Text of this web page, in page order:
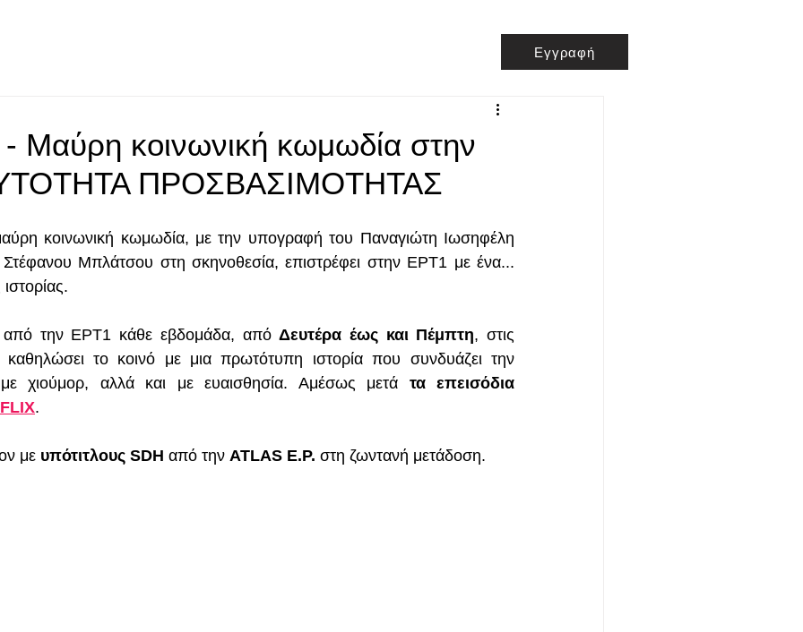
- Μαύρη κοινωνική κωμωδία στην
ΠΡΟΣΒΑΣΙΜΟΤΗΤΑΣ
κοινωνική κωμωδία, με την υπογραφή του Παναγιώτη Ιωσηφέλη
Στέφανου Μπλάτσου στη σκηνοθεσία, επιστρέφει στην ΕΡΤ1 με ένα...
από την ΕΡΤ1 κάθε εβδομάδα, από Δευτέρα έως και Πέμπτη
καθηλώσει το κοινό με μια πρωτότυπη ιστορία που συνδυάζει την
χιούμορ, αλλά και με ευαισθησία. Αμέσως μετά τα επεισόδια
.
με υπότιτλους SDH από την ATLAS E.P. στη ζωντανή μετάδοση.
Εγγραφή